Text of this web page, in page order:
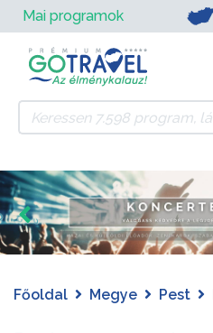
Mai programok
Főoldal Megye Pest